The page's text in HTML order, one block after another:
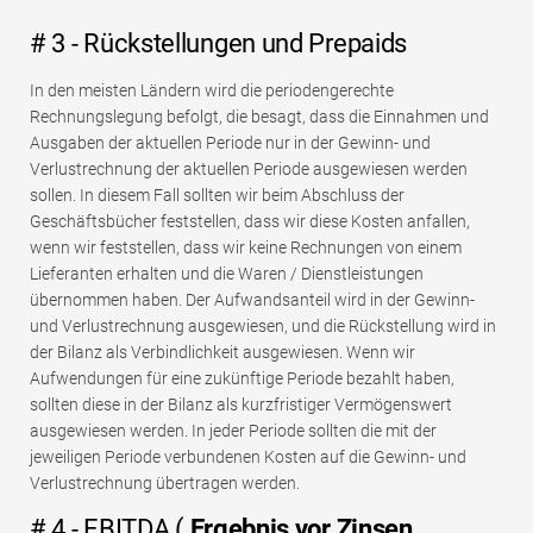
# 3 - Rückstellungen und Prepaids
In den meisten Ländern wird die periodengerechte
Rechnungslegung befolgt, die besagt, dass die Einnahmen und
Ausgaben der aktuellen Periode nur in der Gewinn- und
Verlustrechnung der aktuellen Periode ausgewiesen werden
sollen. In diesem Fall sollten wir beim Abschluss der
Geschäftsbücher feststellen, dass wir diese Kosten anfallen,
wenn wir feststellen, dass wir keine Rechnungen von einem
Lieferanten erhalten und die Waren / Dienstleistungen
übernommen haben. Der Aufwandsanteil wird in der Gewinn-
und Verlustrechnung ausgewiesen, und die Rückstellung wird in
der Bilanz als Verbindlichkeit ausgewiesen. Wenn wir
Aufwendungen für eine zukünftige Periode bezahlt haben,
sollten diese in der Bilanz als kurzfristiger Vermögenswert
ausgewiesen werden. In jeder Periode sollten die mit der
jeweiligen Periode verbundenen Kosten auf die Gewinn- und
Verlustrechnung übertragen werden.